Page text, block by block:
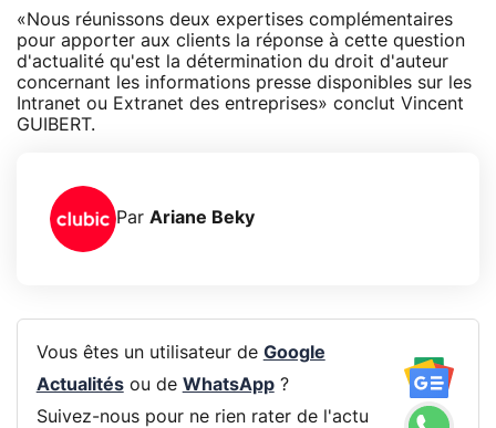
«Nous réunissons deux expertises complémentaires
pour apporter aux clients la réponse à cette question
d'actualité qu'est la détermination du droit d'auteur
concernant les informations presse disponibles sur les
Intranet ou Extranet des entreprises» conclut Vincent
GUIBERT.
Par Ariane Beky
Vous êtes un utilisateur de Google
Actualitésou de WhatsApp?
Suivez-nous pour ne rien rater de l'actu